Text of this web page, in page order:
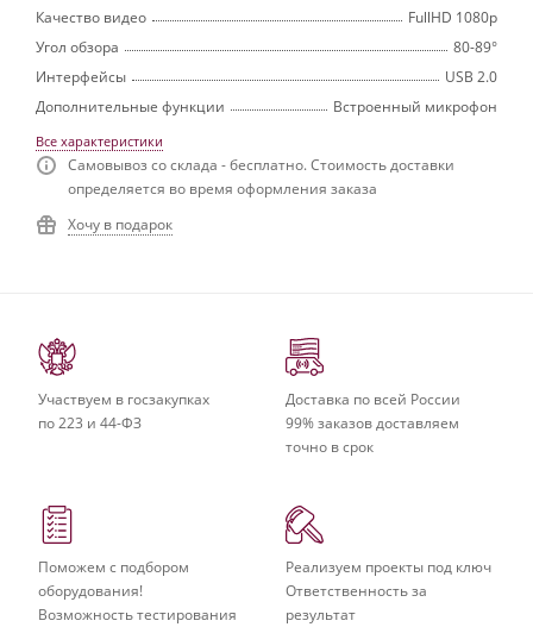
Качество видео
FullHD 1080p
Угол обзора
80-89°
Интерфейсы
USB 2.0
Дополнительные функции
Встроенный микрофон
Все характеристики
Самовывоз со склада - бесплатно. Стоимость доставки
определяется во время оформления заказа
Хочу в подарок
Участвуем в госзакупках
по 223 и 44-ФЗ
Доставка по всей России
99% заказов доставляем
точно в срок
Поможем с подбором
оборудования!
Возможность тестирования
Реализуем проекты под ключ
Ответственность за
результат